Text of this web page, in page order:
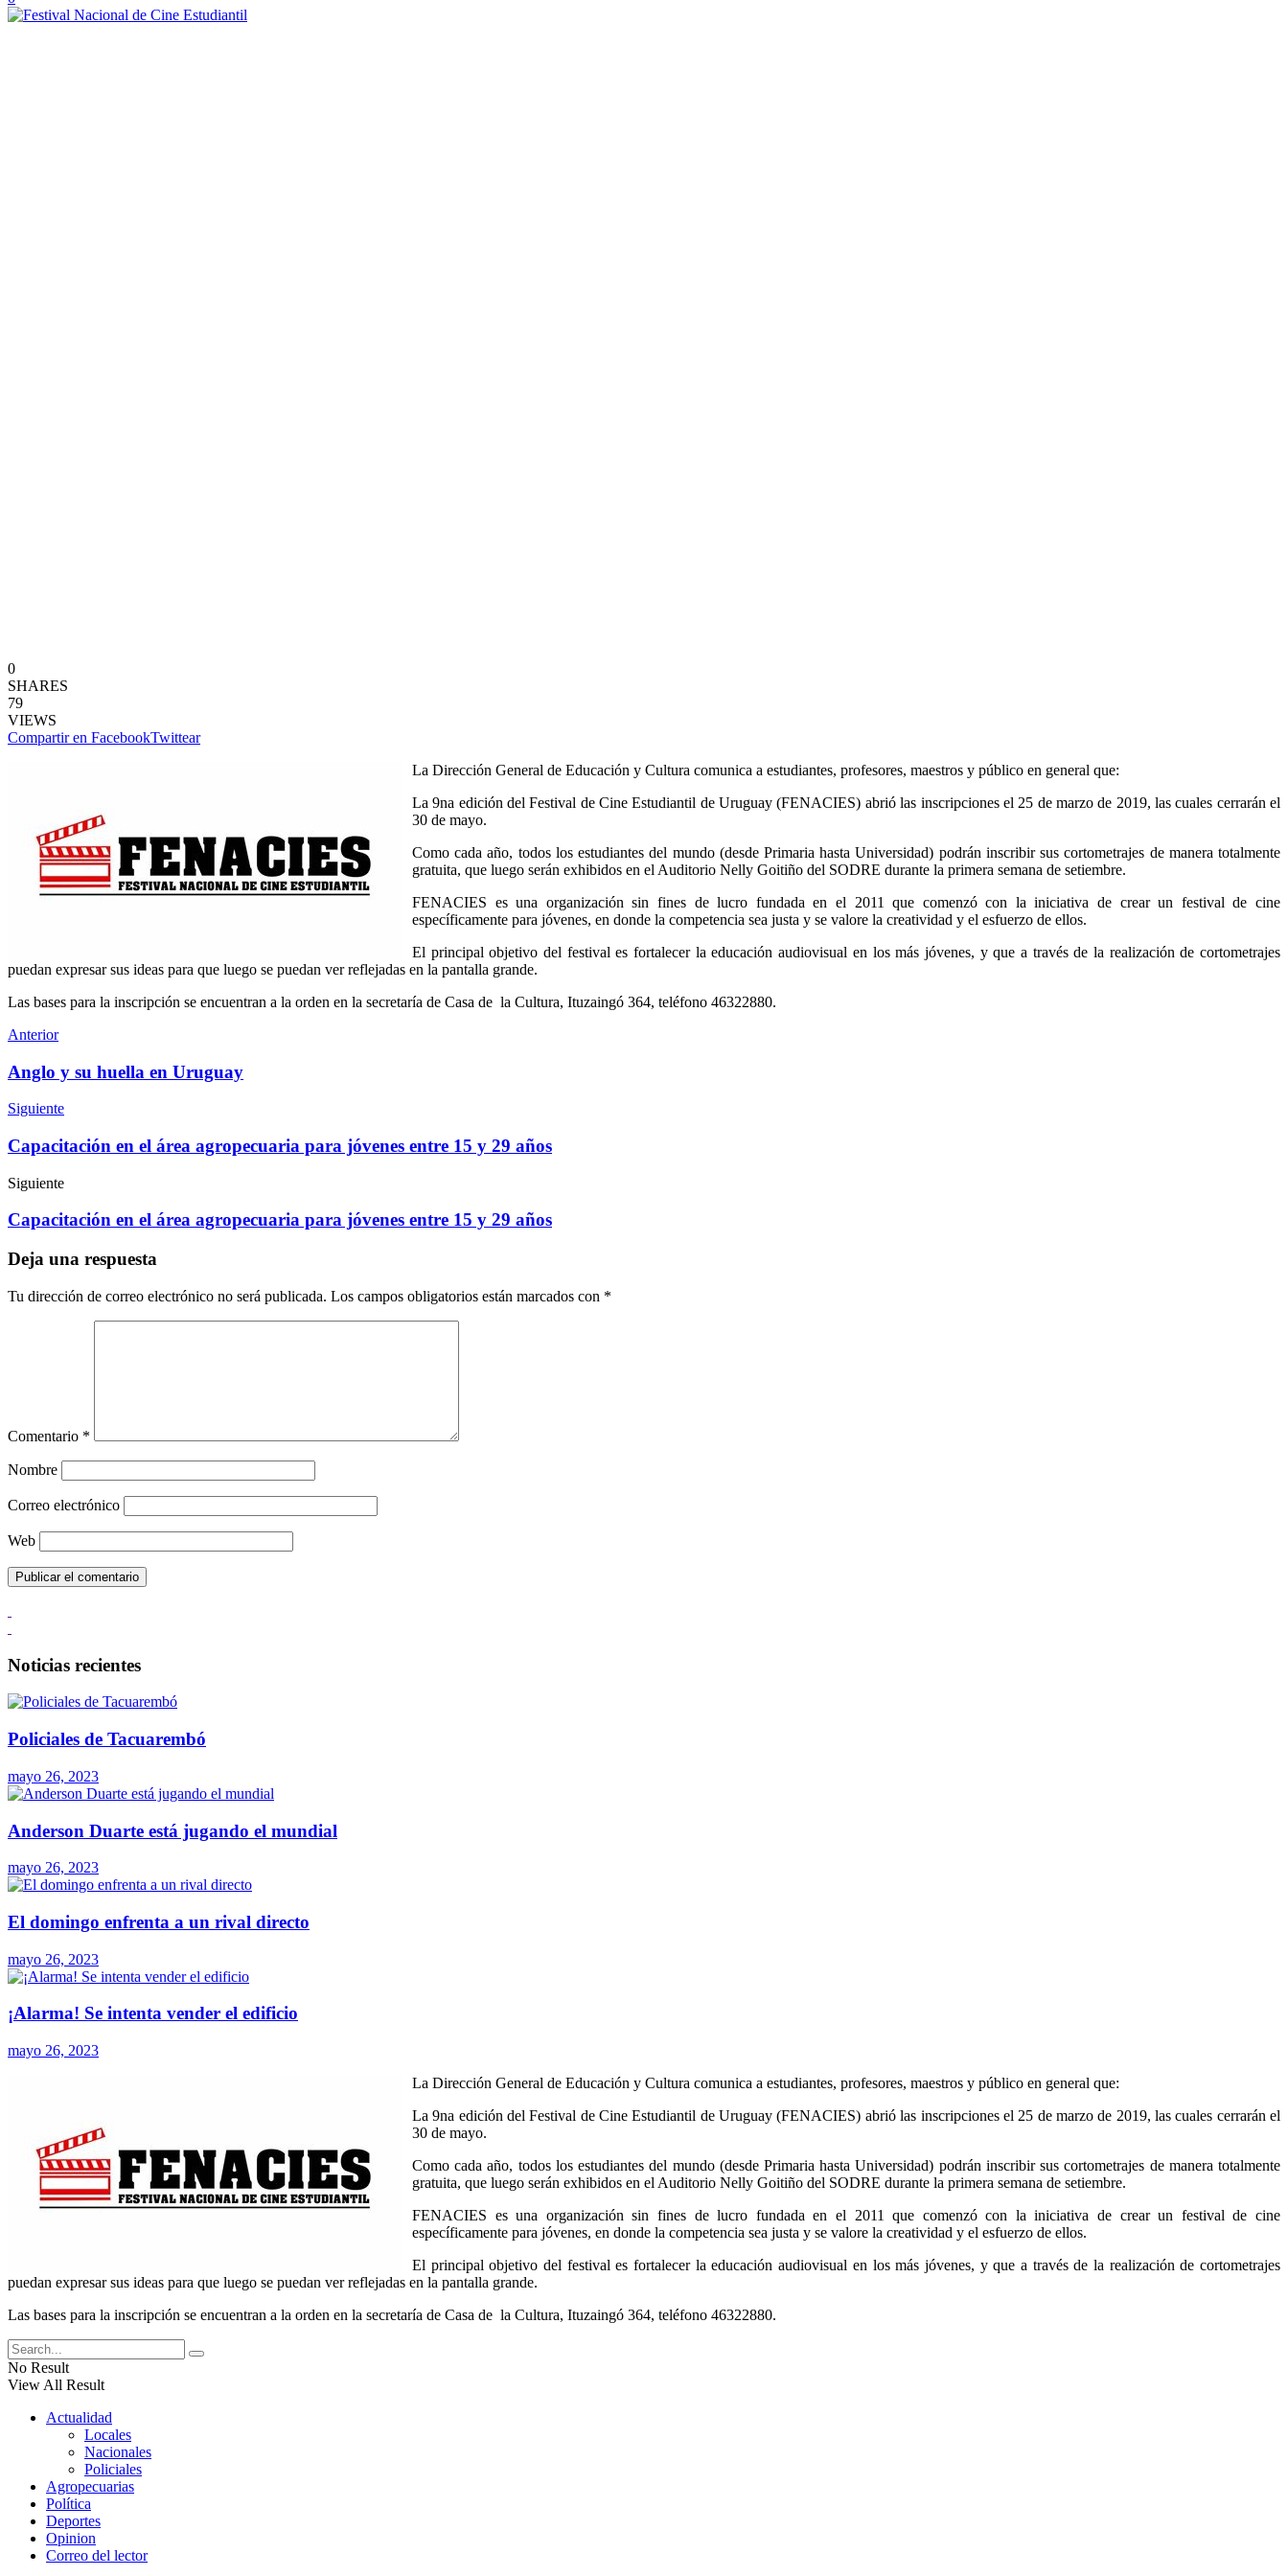
0
SHARES
79
VIEWS
Compartir en FacebookTwittear
La Dirección General de Educación y Cultura comunica a estudiantes, profesores, maestros y público en general que:
La 9na edición del Festival de Cine Estudiantil de Uruguay (FENACIES) abrió las inscripciones el 25 de marzo de 2019, las cuales cerrarán el
30 de mayo.
Como cada año, todos los estudiantes del mundo (desde Primaria hasta Universidad) podrán inscribir sus cortometrajes de manera totalmente
gratuita, que luego serán exhibidos en el Auditorio Nelly Goitiño del SODRE durante la primera semana de setiembre.
FENACIES es una organización sin fines de lucro fundada en el 2011 que comenzó con la iniciativa de crear un festival de cine
específicamente para jóvenes, en donde la competencia sea justa y se valore la creatividad y el esfuerzo de ellos.
El principal objetivo del festival es fortalecer la educación audiovisual en los más jóvenes, y que a través de la realización de cortometrajes
puedan expresar sus ideas para que luego se puedan ver reflejadas en la pantalla grande.
Las bases para la inscripción se encuentran a la orden en la secretaría de Casa de la Cultura, Ituzaingó 364, teléfono 46322880.
Anterior
Anglo y su huella en Uruguay
Siguiente
Capacitación en el área agropecuaria para jóvenes entre 15 y 29 años
Siguiente
Capacitación en el área agropecuaria para jóvenes entre 15 y 29 años
Deja una respuesta
Tu dirección de correo electrónico no será publicada. Los campos obligatorios están marcados con *
Comentario *
Nombre
Correo electrónico
Web
Noticias recientes
Policiales de Tacuarembó
mayo 26, 2023
Anderson Duarte está jugando el mundial
mayo 26, 2023
El domingo enfrenta a un rival directo
mayo 26, 2023
¡Alarma! Se intenta vender el edificio
mayo 26, 2023
La Dirección General de Educación y Cultura comunica a estudiantes, profesores, maestros y público en general que:
La 9na edición del Festival de Cine Estudiantil de Uruguay (FENACIES) abrió las inscripciones el 25 de marzo de 2019, las cuales cerrarán el
30 de mayo.
Como cada año, todos los estudiantes del mundo (desde Primaria hasta Universidad) podrán inscribir sus cortometrajes de manera totalmente
gratuita, que luego serán exhibidos en el Auditorio Nelly Goitiño del SODRE durante la primera semana de setiembre.
FENACIES es una organización sin fines de lucro fundada en el 2011 que comenzó con la iniciativa de crear un festival de cine
específicamente para jóvenes, en donde la competencia sea justa y se valore la creatividad y el esfuerzo de ellos.
El principal objetivo del festival es fortalecer la educación audiovisual en los más jóvenes, y que a través de la realización de cortometrajes
puedan expresar sus ideas para que luego se puedan ver reflejadas en la pantalla grande.
Las bases para la inscripción se encuentran a la orden en la secretaría de Casa de la Cultura, Ituzaingó 364, teléfono 46322880.
No Result
View All Result
Actualidad
Locales
Nacionales
Policiales
Agropecuarias
Política
Deportes
Opinion
Correo del lector